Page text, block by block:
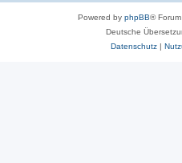
Powered by phpBB®
Deutsche
Datenschutz|